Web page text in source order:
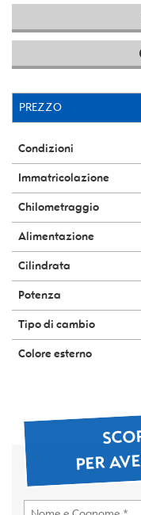
PREZZO
Condizioni
Immatricolazione
Chilometraggio
Alimentazione
Cilindrata
Potenza
Tipo di cambio
Colore esterno
PER